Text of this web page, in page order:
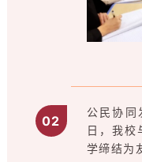
02
公民协同
日，我校
学缔结为